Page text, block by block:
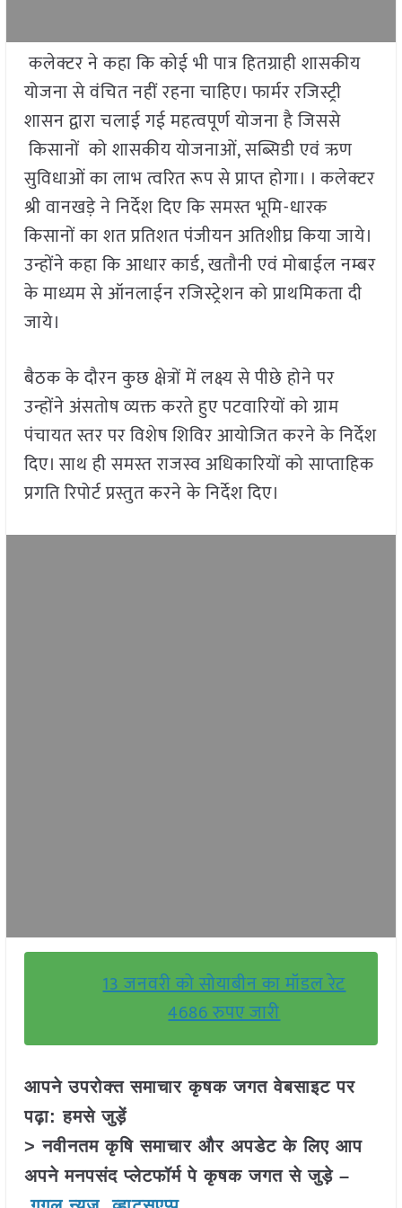
कलेक्टर ने कहा कि कोई भी पात्र हितग्राही शासकीय
योजना से वंचित नहीं रहना चाहिए। फार्मर रजिस्ट्री
शासन द्वारा चलाई गई महत्वपूर्ण योजना है जिससे
किसानों को शासकीय योजनाओं, सब्सिडी एवं ऋण
सुविधाओं का लाभ त्वरित रूप से प्राप्त होगा। । कलेक्टर
श्री वानखडे़ ने निर्देश दिए कि समस्त भूमि-धारक
किसानों का शत प्रतिशत पंजीयन अतिशीघ्र किया जाये।
उन्होंने कहा कि आधार कार्ड, खतौनी एवं मोबाईल नम्बर
के माध्यम से ऑनलाईन रजिस्ट्रेशन को प्राथमिकता दी
जाये।
बैठक के दौरन कुछ क्षेत्रों में लक्ष्य से पीछे होने पर
उन्होंने अंसतोष व्यक्त करते हुए पटवारियों को ग्राम
पंचायत स्तर पर विशेष शिविर आयोजित करने के निर्देश
दिए। साथ ही समस्त राजस्व अधिकारियों को साप्ताहिक
प्रगति रिपोर्ट प्रस्तुत करने के निर्देश दिए।
13 जनवरी को सोयाबीन का मॉडल रेट
4686 रुपए जारी
आपने उपरोक्त समाचार कृषक जगत वेबसाइट पर
पढ़ा: हमसे जुड़ें
> नवीनतम कृषि समाचार और अपडेट के लिए आप
अपने मनपसंद प्लेटफॉर्म पे कृषक जगत से जुड़े –